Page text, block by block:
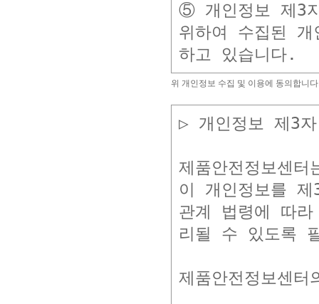
⑤ 개인정보 제3
위하여 수집된 개
위 개인정보 수집 및 이용에 동의합니
▷ 개인정보 제3
제품안전정보센
이 개인정보를
관계 법령에 따
리될 수 있도록
제품안전정보센